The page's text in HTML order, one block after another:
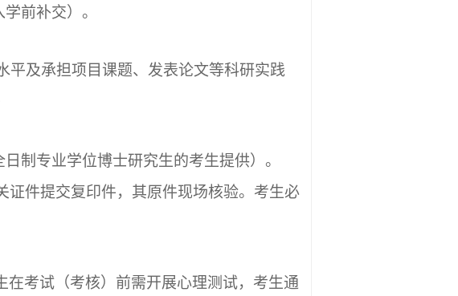
前补交）。
平及承担项目课题、发表论文等科研实践
制专业学位博士研究生的考生提供）。
件提交复印件，其原件现场核验。考生必
考试（考核）前需开展心理测试，考生通